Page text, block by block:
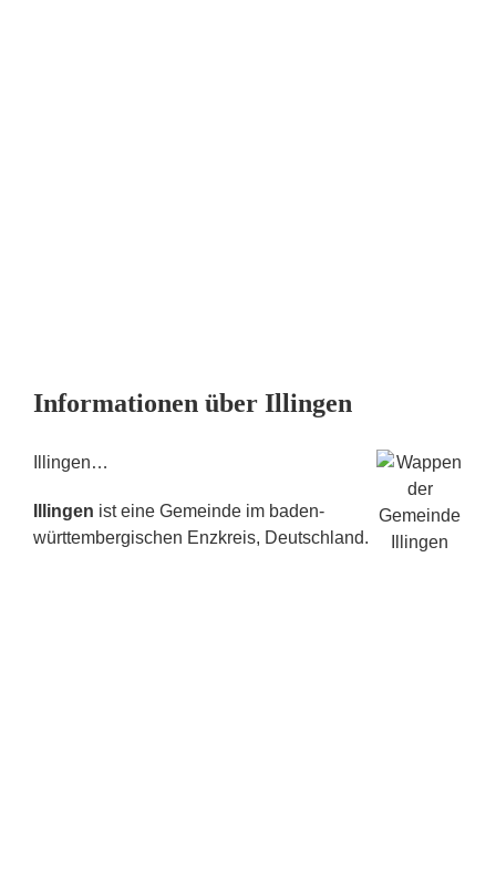
Informationen über Illingen
Illingen…
Illingen ist eine Gemeinde im baden-
württembergischen Enzkreis, Deutschland.